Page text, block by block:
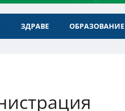
ЗДРАВЕ ОБРАЗОВАНИЕ